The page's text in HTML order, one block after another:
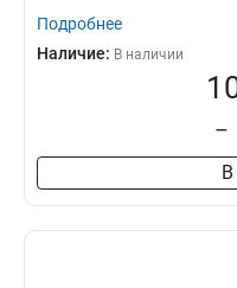
Подробнее
Наличие: В наличии
–
В